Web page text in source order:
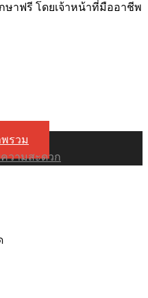
ษาฟรี โดยเจ้าหน้าที่มืออาชีพ
รวม
วามสะดวก